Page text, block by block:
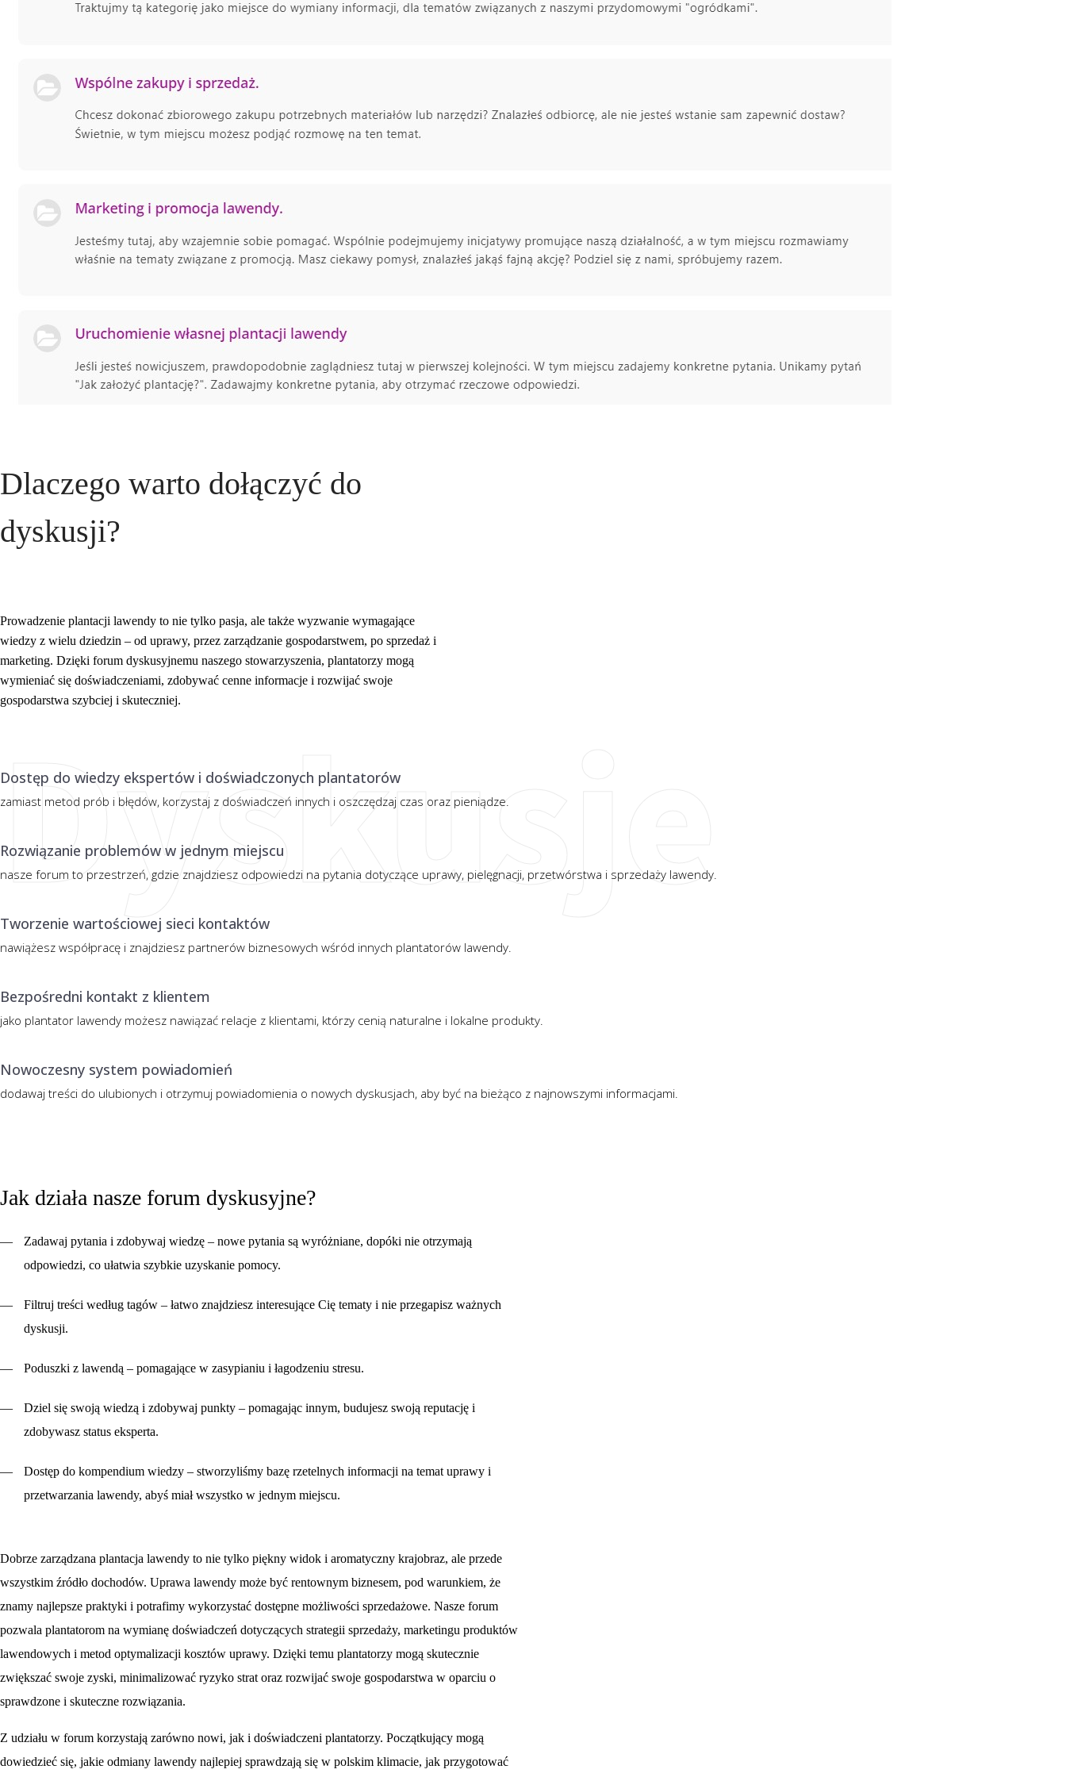
Dlaczego warto dołączyć do
dyskusji?
Prowadzenie plantacji lawendy to nie tylko pasja, ale także wyzwanie wymagające
wiedzy z wielu dziedzin – od uprawy, przez zarządzanie gospodarstwem, po sprzedaż i
marketing. Dzięki forum dyskusyjnemu naszego stowarzyszenia, plantatorzy mogą
wymieniać się doświadczeniami, zdobywać cenne informacje i rozwijać swoje
gospodarstwa szybciej i skuteczniej.
Dyskusje
Dostęp do wiedzy ekspertów i doświadczonych plantatorów
zamiast metod prób i błędów, korzystaj z doświadczeń innych i oszczędzaj czas oraz pieniądze.
Rozwiązanie problemów w jednym miejscu
nasze forum to przestrzeń, gdzie znajdziesz odpowiedzi na pytania dotyczące uprawy, pielęgnacji, przetwórstwa i sprzedaży lawendy.
Tworzenie wartościowej sieci kontaktów
nawiążesz współpracę i znajdziesz partnerów biznesowych wśród innych plantatorów lawendy.
Bezpośredni kontakt z klientem
jako plantator lawendy możesz nawiązać relacje z klientami, którzy cenią naturalne i lokalne produkty.
Nowoczesny system powiadomień
dodawaj treści do ulubionych i otrzymuj powiadomienia o nowych dyskusjach, aby być na bieżąco z najnowszymi informacjami.
Jak działa nasze forum dyskusyjne?
Zadawaj pytania i zdobywaj wiedzę – nowe pytania są wyróżniane, dopóki nie otrzymają
odpowiedzi, co ułatwia szybkie uzyskanie pomocy.
Filtruj treści według tagów – łatwo znajdziesz interesujące Cię tematy i nie przegapisz ważnych
dyskusji.
Poduszki z lawendą – pomagające w zasypianiu i łagodzeniu stresu.
Dziel się swoją wiedzą i zdobywaj punkty – pomagając innym, budujesz swoją reputację i
zdobywasz status eksperta.
Dostęp do kompendium wiedzy – stworzyliśmy bazę rzetelnych informacji na temat uprawy i
przetwarzania lawendy, abyś miał wszystko w jednym miejscu.
Dobrze zarządzana plantacja lawendy to nie tylko piękny widok i aromatyczny krajobraz, ale przede
wszystkim źródło dochodów. Uprawa lawendy może być rentownym biznesem, pod warunkiem, że
znamy najlepsze praktyki i potrafimy wykorzystać dostępne możliwości sprzedażowe. Nasze forum
pozwala plantatorom na wymianę doświadczeń dotyczących strategii sprzedaży, marketingu produktów
lawendowych i metod optymalizacji kosztów uprawy. Dzięki temu plantatorzy mogą skutecznie
zwiększać swoje zyski, minimalizować ryzyko strat oraz rozwijać swoje gospodarstwa w oparciu o
sprawdzone i skuteczne rozwiązania.
Z udziału w forum korzystają zarówno nowi, jak i doświadczeni plantatorzy. Początkujący mogą
dowiedzieć się, jakie odmiany lawendy najlepiej sprawdzają się w polskim klimacie, jak przygotować